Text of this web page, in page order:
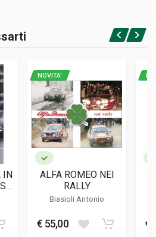
IN
NOVITA'
ALFA ROMEO NEI
RALLY
Biasioli Antonio
€ 55,00 €